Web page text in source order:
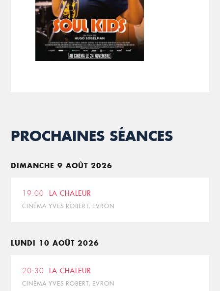
PROCHAINES SÉANCES
DIMANCHE 9 AOÛT 2026
19:00 LA CHALEUR
CINÉMA YVES ROBERT, EVRON
LUNDI 10 AOÛT 2026
20:30 LA CHALEUR
CINÉMA YVES ROBERT, EVRON